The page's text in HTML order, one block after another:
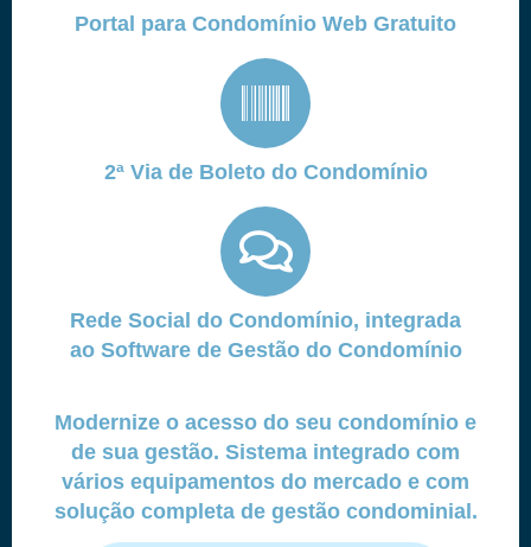
Portal para Condomínio Web Gratuito
2ª Via de Boleto do Condomínio
Rede Social do Condomínio, integrada
ao Software de Gestão do Condomínio
Modernize o acesso do seu condomínio e
de sua gestão. Sistema integrado com
vários equipamentos do mercado e com
solução completa de gestão condominial.